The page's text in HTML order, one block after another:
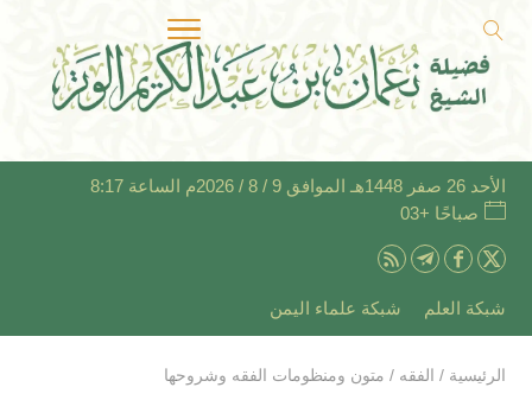
الأحد 26 صفر 1448هـ الموافق 9 / 8 / 2026م الساعة 8:17
صباحًا +03
شبكة العلم شبكة علماء اليمن
الرئيسية / الفقه / متون ومنظومات الفقه وشروحها